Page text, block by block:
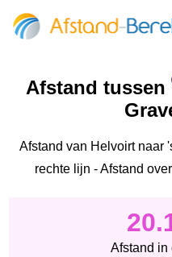
Afstand tussen
Afstand van Helvoirt naar
rechte lijn - Afstand
Afstand in